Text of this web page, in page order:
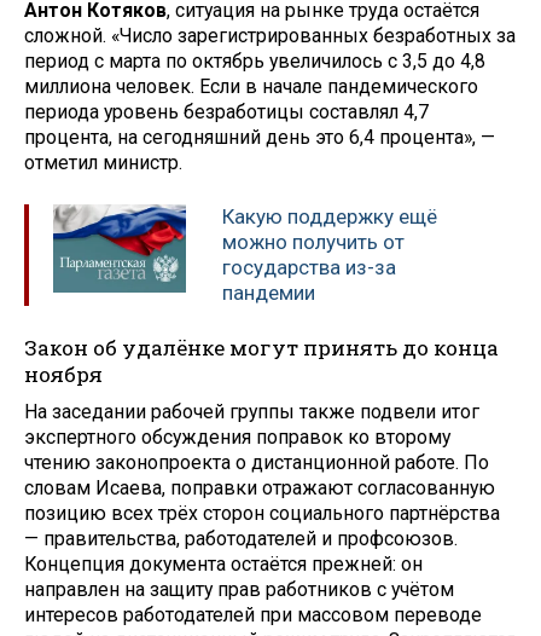
Антон Котяков, ситуация на рынке труда остаётся
сложной. «Число зарегистрированных безработных за
период с марта по октябрь увеличилось с 3,5 до 4,8
миллиона человек. Если в начале пандемического
периода уровень безработицы составлял 4,7
процента, на сегодняшний день это 6,4 процента», —
отметил министр.
Какую поддержку ещё
можно получить от
государства из-за
пандемии
Закон об удалёнке могут принять до конца
ноября
На заседании рабочей группы также подвели итог
экспертного обсуждения поправок ко второму
чтению законопроекта о дистанционной работе. По
словам Исаева, поправки отражают согласованную
позицию всех трёх сторон социального партнёрства
— правительства, работодателей и профсоюзов.
Концепция документа остаётся прежней: он
направлен на защиту прав работников с учётом
интересов работодателей при массовом переводе